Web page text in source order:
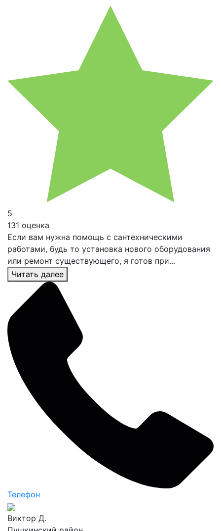
5
131 оценка
Если вам нужна помощь с сантехническими
работами, будь то установка нового оборудования
или ремонт существующего, я готов при...
Читать далее
Телефон
Виктор Д.